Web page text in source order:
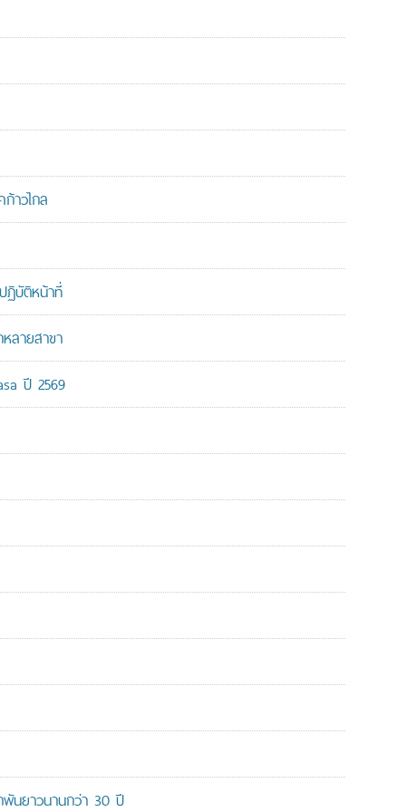
าวไกล
ฏิบัติหน้าที่
ลายสาขา
ปี 2569
นยาวนานกว่า 30 ปี